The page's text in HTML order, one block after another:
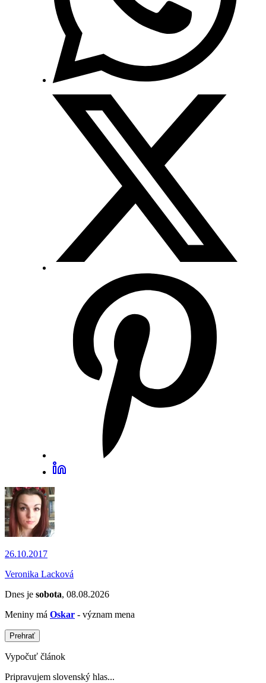
26.10.2017
Veronika Lacková
Dnes je sobota, 08.08.2026
Meniny má Oskar - význam mena
Prehrať
Vypočuť článok
Pripravujem slovenský hlas...